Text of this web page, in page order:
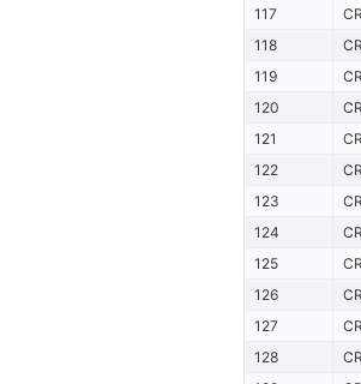
117
118
119
120
121
122
123
124
125
126
127
128